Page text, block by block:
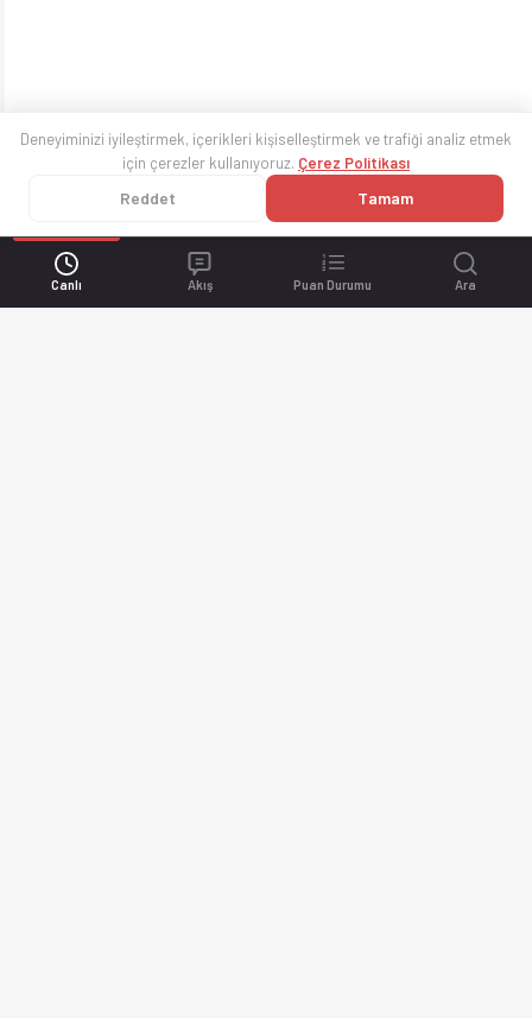
Canlı Akış Puan Durumu Ara
Deneyiminizi iyileştirmek, içerikleri kişiselleştirmek ve trafiği analiz etmek
için çerezler kullanıyoruz. Çerez Politikası
Reddet Tamam